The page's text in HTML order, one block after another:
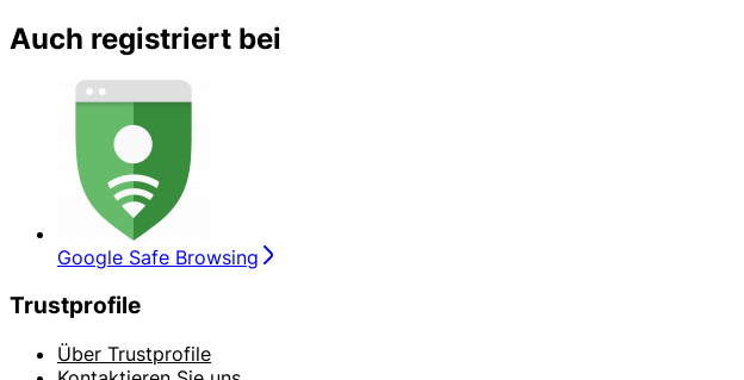
Auch registriert bei
Google Safe Browsing
Trustprofile
Über Trustprofile